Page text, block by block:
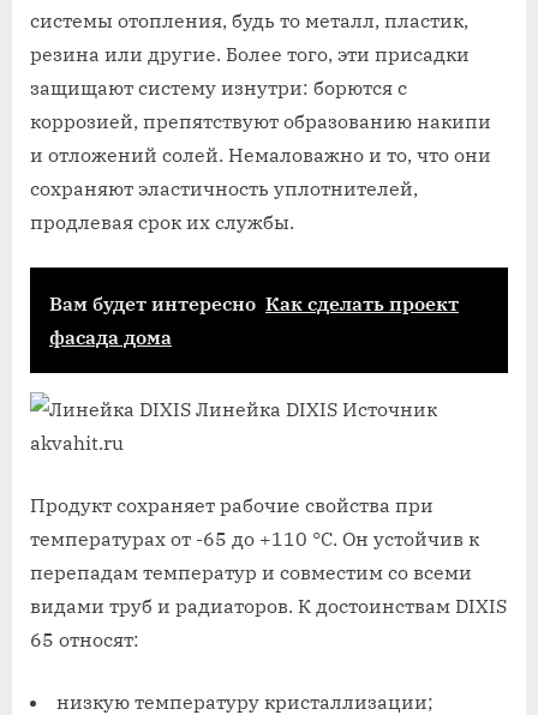
системы отопления, будь то металл, пластик,
резина или другие. Более того, эти присадки
защищают систему изнутри: борются с
коррозией, препятствуют образованию накипи
и отложений солей. Немаловажно и то, что они
сохраняют эластичность уплотнителей,
продлевая срок их службы.
Вам будет интересно Как сделать проект
фасада дома
Линейка DIXIS Источник
akvahit.ru
Продукт сохраняет рабочие свойства при
температурах от -65 до +110 °С. Он устойчив к
перепадам температур и совместим со всеми
видами труб и радиаторов. К достоинствам DIXIS
65 относят:
низкую температуру кристаллизации;